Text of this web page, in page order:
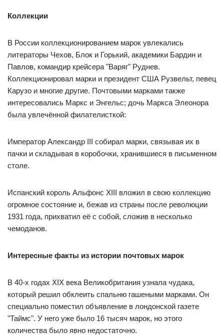
Коллекции
В России коллекционированием марок увлекались
литераторы Чехов, Блок и Горький, академики Бардин и
Павлов, командир крейсера "Варяг" Руднев.
Коллекционировал марки и президент США Рузвельт, певец
Карузо и многие другие. Почтовыми марками также
интересовались Маркс и Энгельс; дочь Маркса Элеонора
была увлечённой филателисткой:
Император Александр III собирал марки, связывая их в
пачки и складывая в коробочки, хранившиеся в письменном
столе.
Испанский король Альфонс XIII вложил в свою коллекцию
огромное состояние и, бежав из страны после революции
1931 года, прихватил её с собой, сложив в несколько
чемоданов.
Интересные факты из истории почтовых марок
В 40-х годах XIX века Великобритания узнала чудака,
который решил обклеить спальню гашеными марками. Он
специально поместил объявление в лондонской газете
"Таймс". У него уже было 16 тысяч марок, но этого
количества было явно недостаточно.